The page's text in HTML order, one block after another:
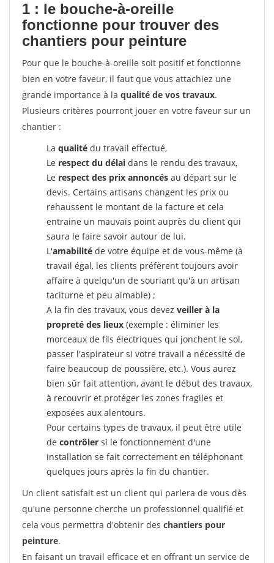
1 : le bouche-à-oreille
fonctionne pour trouver des
chantiers pour peinture
Pour que le bouche-à-oreille soit positif et fonctionne
bien en votre faveur, il faut que vous attachiez une
grande importance à la qualité de vos travaux.
Plusieurs critères pourront jouer en votre faveur sur un
chantier :
La qualité du travail effectué,
Le respect du délai dans le rendu des travaux,
Le respect des prix annoncés au départ sur le
devis. Certains artisans changent les prix ou
rehaussent le montant de la facture et cela
entraine un mauvais point auprès du client qui
saura le faire savoir autour de lui.
L'amabilité de votre équipe et de vous-même (à
travail égal, les clients préfèrent toujours avoir
affaire à quelqu'un de souriant qu'à un artisan
taciturne et peu aimable) ;
A la fin des travaux, vous devez veiller à la
propreté des lieux (exemple : éliminer les
morceaux de fils électriques qui jonchent le sol,
passer l'aspirateur si votre travail a nécessité de
faire beaucoup de poussière, etc.). Vous aurez
bien sûr fait attention, avant le début des travaux,
à recouvrir et protéger les zones fragiles et
exposées aux alentours.
Pour certains types de travaux, il peut être utile
de contrôler si le fonctionnement d'une
installation se fait correctement en téléphonant
quelques jours après la fin du chantier.
Un client satisfait est un client qui parlera de vous dès
qu'une personne cherche un professionnel qualifié et
cela vous permettra d'obtenir des chantiers pour
peinture.
En faisant un travail efficace et en offrant un service de